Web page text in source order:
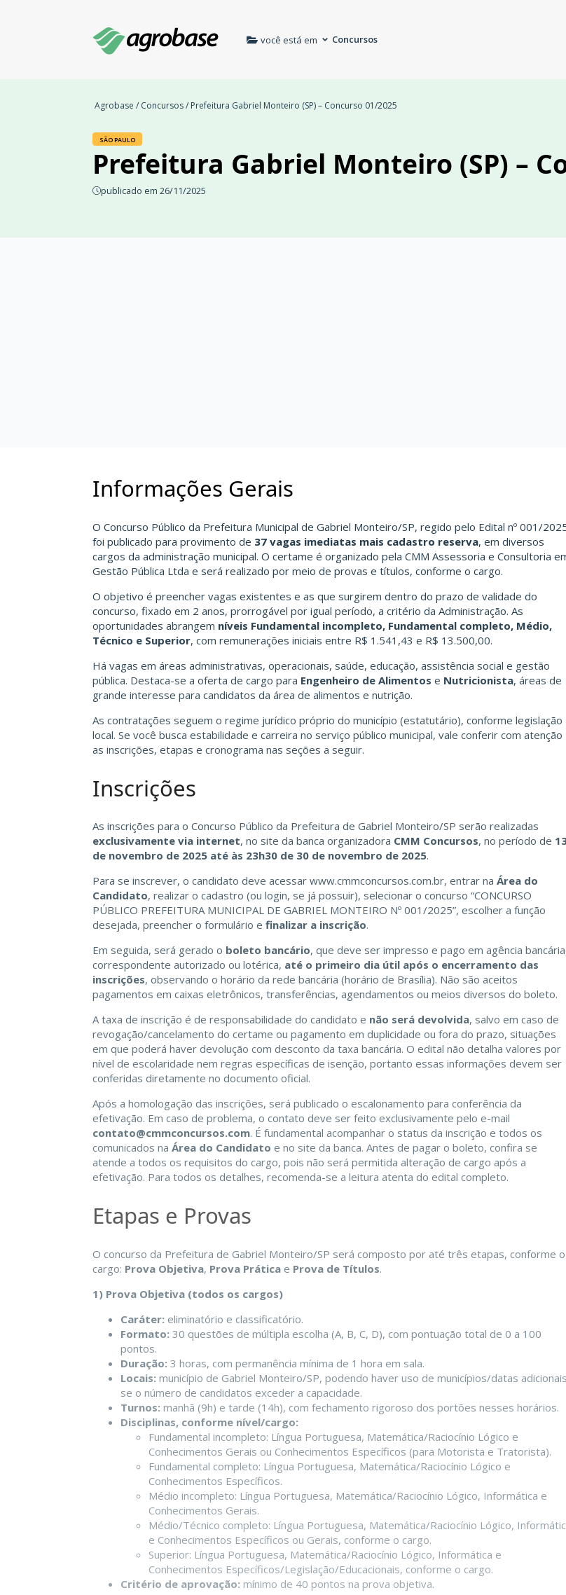
você está em Concursos
Agrobase / Concursos/ Prefeitura Gabriel Monteiro (SP) – Concurso 01/2025
SÃO PAULO
Prefeitura Gabriel Monteiro (SP) –
publicado em 26/11/2025
Informações Gerais
O Concurso Público da Prefeitura Municipal de Gabriel Monteiro/SP, regido pelo Edital nº 001/
foi publicado para provimento de 37 vagas imediatas mais cadastro reserva, em diversos
cargos da administração municipal. O certame é organizado pela CMM Assessoria e Consultoria
Gestão Pública Ltda e será realizado por meio de provas e títulos, conforme o cargo.
O objetivo é preencher vagas existentes e as que surgirem dentro do prazo de validade do
concurso, fixado em 2 anos, prorrogável por igual período, a critério da Administração. As
oportunidades abrangem níveis Fundamental incompleto, Fundamental completo, Médio,
Técnico e Superior, com remunerações iniciais entre R$ 1.541,43 e R$ 13.500,00.
Há vagas em áreas administrativas, operacionais, saúde, educação, assistência social e gestão
pública. Destaca-se a oferta de cargo para Engenheiro de Alimentos e Nutricionista, áreas de
grande interesse para candidatos da área de alimentos e nutrição.
As contratações seguem o regime jurídico próprio do município (estatutário), conforme legislação
local. Se você busca estabilidade e carreira no serviço público municipal, vale conferir com atenção
as inscrições, etapas e cronograma nas seções a seguir.
Inscrições
As inscrições para o Concurso Público da Prefeitura de Gabriel Monteiro/SP serão realizadas
exclusivamente via internet, no site da banca organizadora CMM Concursos, no período de
de novembro de 2025 até às 23h30 de 30 de novembro de 2025.
Para se inscrever, o candidato deve acessar www.cmmconcursos.com.br, entrar na Área do
Candidato, realizar o cadastro (ou login, se já possuir), selecionar o concurso “CONCURSO
PÚBLICO PREFEITURA MUNICIPAL DE GABRIEL MONTEIRO Nº 001/2025”, escolher a função
desejada, preencher o formulário e finalizar a inscrição.
Em seguida, será gerado o boleto bancário, que deve ser impresso e pago em agência
correspondente autorizado ou lotérica, até o primeiro dia útil após o encerramento das
inscrições, observando o horário da rede bancária (horário de Brasília). Não são aceitos
pagamentos em caixas eletrônicos, transferências, agendamentos ou meios diversos do boleto.
A taxa de inscrição é de responsabilidade do candidato e não será devolvida, salvo em caso de
revogação/cancelamento do certame ou pagamento em duplicidade ou fora do prazo, situações
em que poderá haver devolução com desconto da taxa bancária. O edital não detalha valores por
nível de escolaridade nem regras específicas de isenção, portanto essas informações devem ser
conferidas diretamente no documento oficial.
Após a homologação das inscrições, será publicado o escalonamento para conferência da
efetivação. Em caso de problema, o contato deve ser feito exclusivamente pelo e-mail
contato@cmmconcursos.com. É fundamental acompanhar o status da inscrição e todos os
comunicados na Área do Candidato e no site da banca. Antes de pagar o boleto, confira se
atende a todos os requisitos do cargo, pois não será permitida alteração de cargo após a
efetivação. Para todos os detalhes, recomenda-se a leitura atenta do edital completo.
Etapas e Provas
O concurso da Prefeitura de Gabriel Monteiro/SP será composto por até três etapas, conforme o
cargo: Prova Objetiva, Prova Prática e Prova de Títulos.
1) Prova Objetiva (todos os cargos)
Caráter: eliminatório e classificatório.
Formato: 30 questões de múltipla escolha (A, B, C, D), com pontuação total de 0 a 100
pontos.
Duração: 3 horas, com permanência mínima de 1 hora em sala.
Locais: município de Gabriel Monteiro/SP, podendo haver uso de municípios/datas adicionais
se o número de candidatos exceder a capacidade.
Turnos: manhã (9h) e tarde (14h), com fechamento rigoroso dos portões nesses horários.
Disciplinas, conforme nível/cargo:
Fundamental incompleto: Língua Portuguesa, Matemática/Raciocínio Lógico e
Conhecimentos Gerais ou Conhecimentos Específicos (para Motorista e Tratorista).
Fundamental completo: Língua Portuguesa, Matemática/Raciocínio Lógico e
Conhecimentos Específicos.
Médio incompleto: Língua Portuguesa, Matemática/Raciocínio Lógico, Informática e
Conhecimentos Gerais.
Médio/Técnico completo: Língua Portuguesa, Matemática/Raciocínio Lógico,
e Conhecimentos Específicos ou Gerais, conforme o cargo.
Superior: Língua Portuguesa, Matemática/Raciocínio Lógico, Informática e
Conhecimentos Específicos/Legislação/Educacionais, conforme o cargo.
Critério de aprovação: mínimo de 40 pontos na prova objetiva.